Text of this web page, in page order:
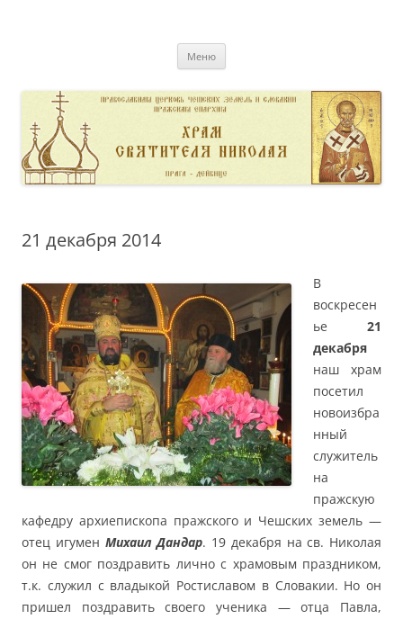
Меню
21 декабря 2014
В
воскресен
ье 21
декабря
наш храм
посетил
новоизбра
нный
служитель
на
пражскую
кафедру архиепископа пражского и Чешских земель —
отец игумен Михаил Дандар. 19 декабря на св. Николая
он не смог поздравить лично с храмовым праздником,
т.к. служил с владыкой Ростиславом в Словакии. Но он
пришел поздравить своего ученика — отца Павла,